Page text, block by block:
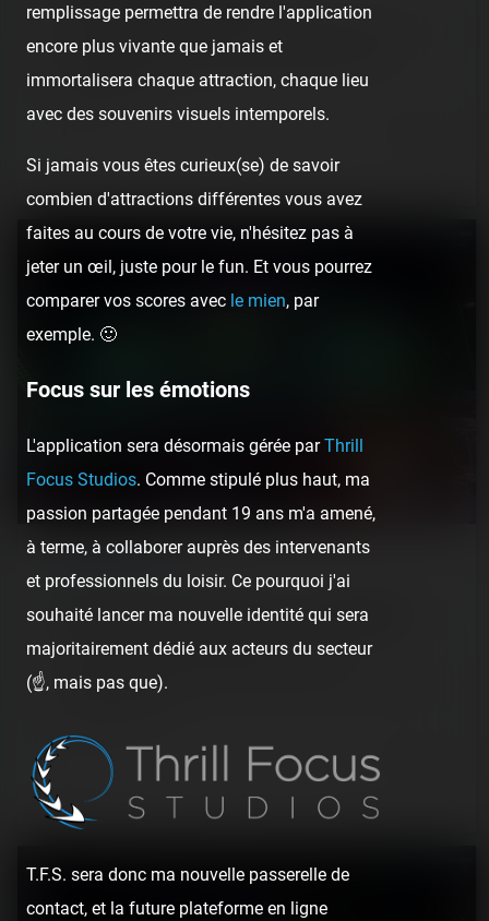
une minuscule fête foraine qui porte bien son nom.
Initialement pas…
2 min.
Fête foraine de Saint-Cyprien — 22 juillet 2020
[SRLP 4/24] Troisième visite de notre soirée
d'enchaînement : la fête foraine de Saint-Cyprien. De taille
6 years ago
remplissage permettra de rendre l'application
encore plus vivante que jamais et
immortalisera chaque attraction, chaque lieu
avec des souvenirs visuels intemporels.
Si jamais vous êtes curieux(se) de savoir
combien d'attractions différentes vous avez
faites au cours de votre vie, n'hésitez pas à
jeter un œil, juste pour le fun. Et vous pourrez
comparer vos scores avec le mien, par
exemple. 🙂
Focus sur les émotions
L'application sera désormais gérée parThrill
Focus Studios. Comme stipulé plus haut, ma
passion partagée pendant 19 ans m'a amené,
à terme, à collaborer auprès des intervenants
et professionnels du loisir. Ce pourquoi j'ai
souhaité lancer ma nouvelle identité qui sera
majoritairement dédié aux acteurs du secteur
(☝️, mais pas que).
T.F.S. sera donc ma nouvelle passerelle de
contact, et la future plateforme en ligne